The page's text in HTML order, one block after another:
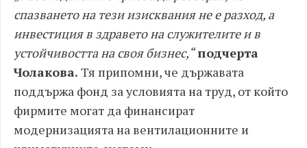
спазването на тези изисквания не е разход, а
инвестиция в здравето на служителите и в
устойчивостта на своя бизнес,“подчерта
Чолакова. Тя припомни, че държавата
поддържа фонд за условията на труд, от който
фирмите могат да финансират
модернизацията на вентилационните и